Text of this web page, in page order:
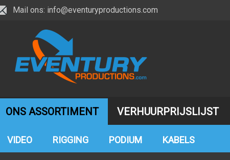
Mail ons: info@eventuryproductions.com
ONS ASSORTIMENT VERHUURPRIJSLIJST
VIDEO RIGGING PODIUM KABELS